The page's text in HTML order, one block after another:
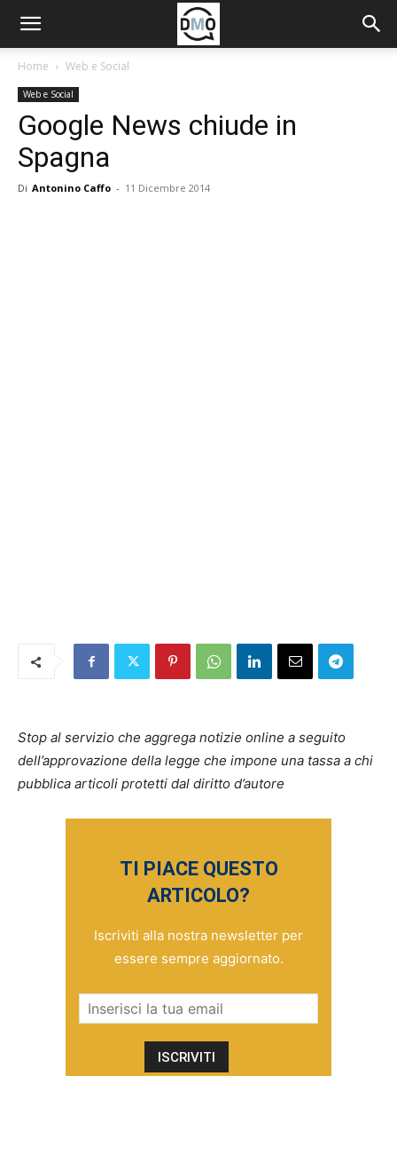
Home Web e Social
Web e Social
Google News chiude in
Spagna
Di Antonino Caffo - 11 Dicembre 2014
Stop al servizio che aggrega notizie online a seguito
dell’approvazione della legge che impone una tassa a chi
pubblica articoli protetti dal diritto d’autore
TI PIACE QUESTO
ARTICOLO?
Iscriviti alla nostra newsletter per
essere sempre aggiornato.